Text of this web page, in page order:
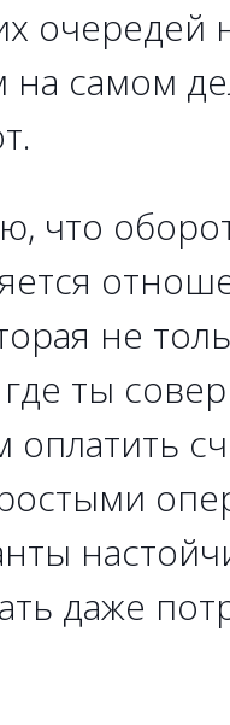
очередей
на самом
что
не
ты
даже